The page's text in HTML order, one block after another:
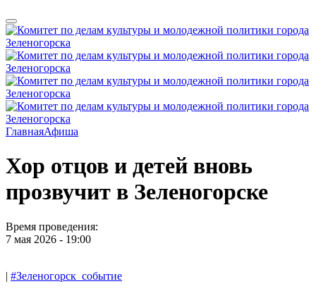
ГлавнаяАфиша
Хор отцов и детей вновь
прозвучит в Зеленогорске
Время проведения:
7 мая 2026 - 19:00
| #Зеленогорск_событие